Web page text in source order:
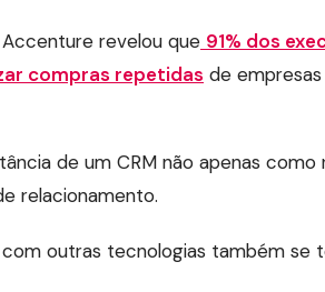
revelou que 91% dos
compras repetidas de
de um CRM não apenas
relacionamento.
outras tecnologias também se